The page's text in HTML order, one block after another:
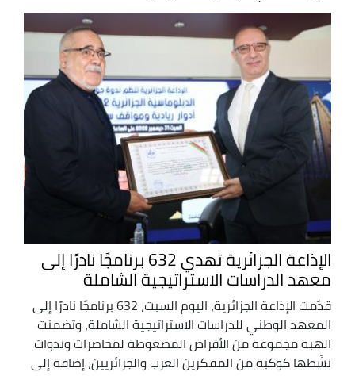
الإذاعة الجزائرية تهدي 632 برنامجًا نادرًا إلى
معهد الدراسات الاستراتيجية الشاملة
قدّمت الإذاعة الجزائرية، اليوم السبت، 632 برنامجًا نادرًا إلى
المعهد الوطني للدراسات الاستراتيجية الشاملة، وتضمنت
الهبة مجموعة من الأقراص المضغوطة لمحاضرات وندوات
نشّطها كوكبة من المفكرين العرب والجزائريين، إضافة إلى